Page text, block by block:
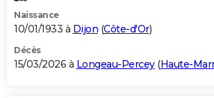
Naissance
10/01/1933 à Dijon (Côte-d'Or)
Décès
15/03/2026 à Longeau-Percey(Haute-